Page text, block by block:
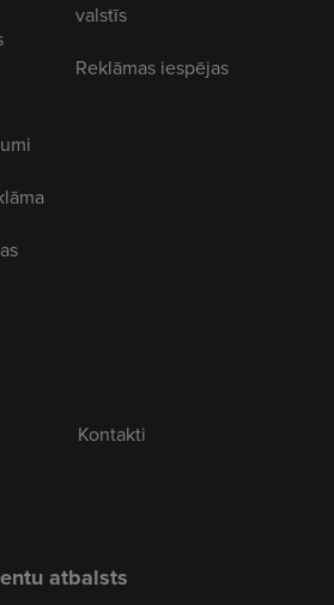
valstīs
Reklāmas iespējas
Kontakti
atbalsts